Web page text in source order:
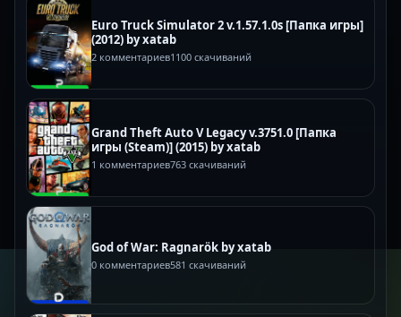
Euro Truck Simulator 2 v.1.57.1.0s [Папка игры]
(2012) by xatab
2 комментариев1100 скачиваний
Grand Theft Auto V Legacy v.3751.0 [Папка
игры (Steam)] (2015) by xatab
1 комментариев763 скачиваний
God of War: Ragnarök by xatab
0 комментариев581 скачиваний